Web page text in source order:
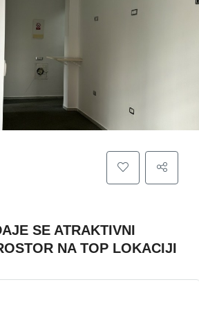
SE ATRAKTIVNI
NA TOP LOKACIJI